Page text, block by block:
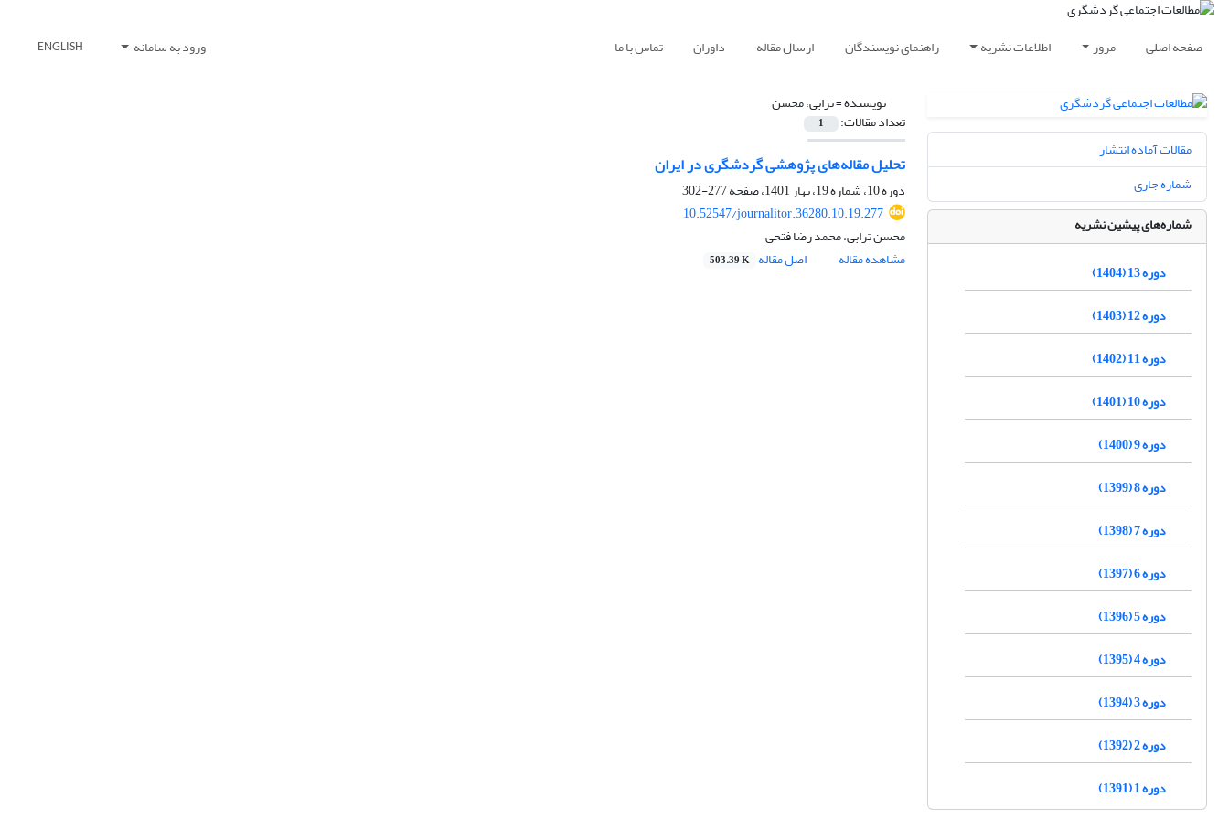
صفحه اصلی مرور اطلاعات نشریه راهنمای نویسندگان ارسال مقاله داوران تماس با ما ورود به سامانه ENGLISH
نویسنده =ترابی، محسن
تعداد مقالات: 1
تحلیل مقاله‌های پژوهشی گردشگری در ایران
دوره 10، شماره 19، بهار 1401، صفحه
277-302
10.52547/journalitor.36280.10.19.277
محسن ترابی، محمد رضا فتحی
مشاهده مقاله
اصل مقاله 503.39 K
مقالات آماده انتشار
شماره جاری
شماره‌های پیشین نشریه
دوره 13 (1404)
دوره 12 (1403)
دوره 11 (1402)
دوره 10 (1401)
دوره 9 (1400)
دوره 8 (1399)
دوره 7 (1398)
دوره 6 (1397)
دوره 5 (1396)
دوره 4 (1395)
دوره 3 (1394)
دوره 2 (1392)
دوره 1 (1391)